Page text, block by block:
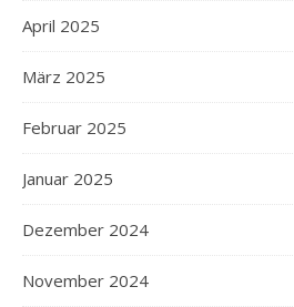
April 2025
März 2025
Februar 2025
Januar 2025
Dezember 2024
November 2024